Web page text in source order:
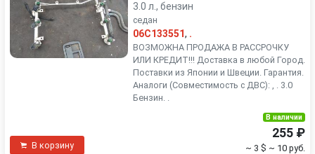
3.0 л., бензин
седан
06C133551, .
ВОЗМОЖНА ПРОДАЖА В РАССРОЧКУ
ИЛИ КРЕДИТ!!! Доставка в любой Город.
Поставки из Японии и Швеции. Гарантия.
Аналоги (Совместимость с ДВС): , . 3.0
Бензин. .
В корзину
В наличии
255 ₽
~ 3 $ ~ 10 руб.